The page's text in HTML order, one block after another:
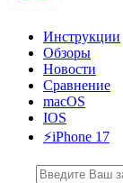
Инструкции
Обзоры
Новости
Сравнение
macOS
IOS
⚡️iPhone 17